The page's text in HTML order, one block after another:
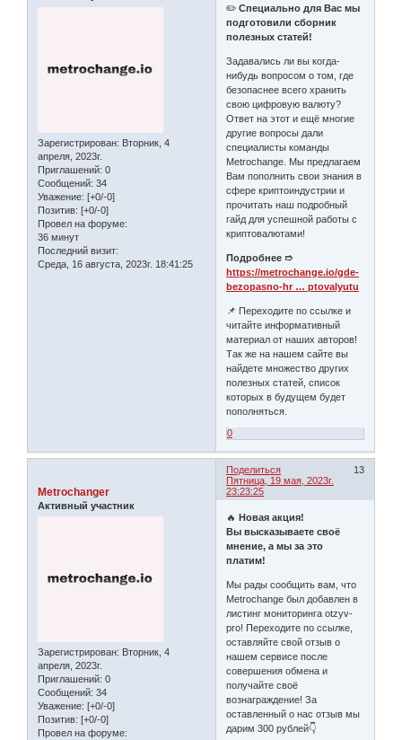
Зарегистрирован: Вторник, 4
апреля, 2023г.
Приглашений: 0
Сообщений: 34
Уважение: [+0/-0]
Позитив: [+0/-0]
Провел на форуме:
36 минут
Последний визит:
Среда, 16 августа, 2023г. 18:41:25
✏️Специально для Вас мы
подготовили сборник
полезных статей!
Задавались ли вы когда-
нибудь вопросом о том, где
безопаснее всего хранить
свою цифровую валюту?
Ответ на этот и ещё многие
другие вопросы дали
специалисты команды
Metrochange. Мы предлагаем
Вам пополнить свои знания в
сфере криптоиндустрии и
прочитать наш подробный
гайд для успешной работы с
криптовалютами!
Подробнее ➱
https://metrochange.io/gde-
bezopasno-hr … ptovalyutu
📌 Переходите по ссылке и
читайте информативный
материал от наших авторов!
Так же на нашем сайте вы
найдете множество других
полезных статей, список
которых в будущем будет
пополняться.
0
Поделиться
13
Пятница, 19 мая, 2023г.
23:23:25
Metrochanger
Активный участник
Зарегистрирован: Вторник, 4
апреля, 2023г.
Приглашений: 0
Сообщений: 34
Уважение: [+0/-0]
Позитив: [+0/-0]
Провел на форуме:
🔥 Новая акция!
Вы высказываете своё
мнение, а мы за это
платим!
Мы рады сообщить вам, что
Metrochange был добавлен в
листинг мониторинга otzyv-
pro! Переходите по ссылке,
оставляйте свой отзыв о
нашем сервисе после
совершения обмена и
получайте своё
вознаграждение! За
оставленный о нас отзыв мы
дарим 300 рублей👇